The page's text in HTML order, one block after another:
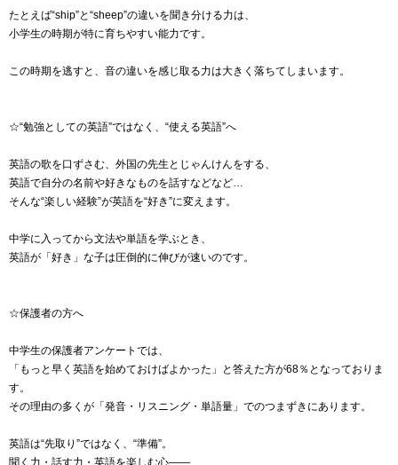
たとえば“ship”と“sheep”の違いを聞き分ける力は、
小学生の時期が特に育ちやすい能力です。
この時期を逃すと、音の違いを感じ取る力は大きく落ちてしまいます。
☆“勉強としての英語”ではなく、“使える英語”へ
英語の歌を口ずさむ、外国の先生とじゃんけんをする、
英語で自分の名前や好きなものを話すなどなど…
そんな“楽しい経験”が英語を“好き”に変えます。
中学に入ってから文法や単語を学ぶとき、
英語が「好き」な子は圧倒的に伸びが速いのです。
☆保護者の方へ
中学生の保護者アンケートでは、
「もっと早く英語を始めておけばよかった」と答えた方が68％となっておりま
す。
その理由の多くが「発音・リスニング・単語量」でのつまずきにあります。
英語は“先取り”ではなく、“準備”。
聞く力・話す力・英語を楽しむ心――